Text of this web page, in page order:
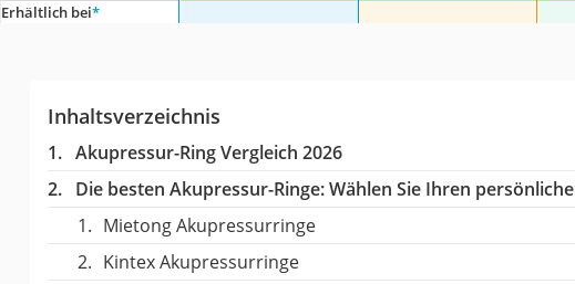
Erhältlich bei*
Inhaltsverzeichnis
Akupressur-Ring Vergleich 2026
Die besten Akupressur-Ringe:Wählen Sie Ihren
Mietong Akupressurringe
Kintex Akupressurringe